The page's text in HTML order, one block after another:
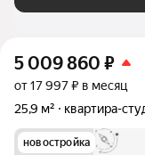
5 009 860 ₽
от 17 997 ₽ в месяц
25,9 м²
квартира-
новостройка